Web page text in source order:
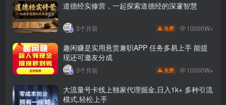
道德经实修营，一起探索道德经的深邃智慧
3个月前 免费 10000W+
趣闲赚是实用悬赏兼职APP 任务多易上手 能提
现还可邀友分成
3个月前 免费 10000W+
大流量号卡线上独家代理掘金,日入1k+ 多种引流
模式,轻松上手